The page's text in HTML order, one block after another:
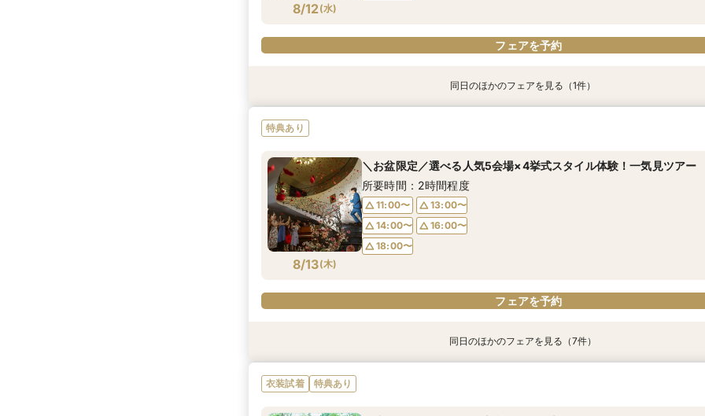
8/12(水)
フェアを予約
8/12(水)
11:00〜
13:00〜
14:00〜
16:00〜
18:00〜
同日のほかのフェアを見る（1件）
特典あり
8/13(木)
＼お盆限定／選べる人気5会場×4挙式スタイル体験！一気見ツアー
所要時間：2時間程度
11:00〜
13:00〜
14:00〜
16:00〜
18:00〜
フェアを予約
同日のほかのフェアを見る（7件）
衣装試着 特典あり